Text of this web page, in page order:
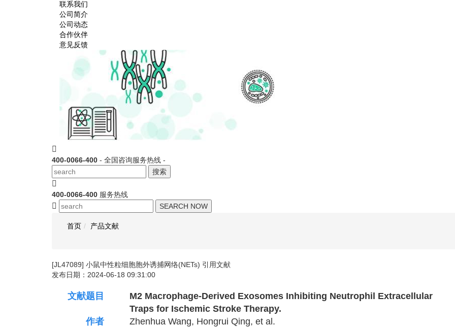
联系我们
公司简介
公司动态
合作伙伴
意见反馈
400-0066-400 - 全国咨询服务热线 -
搜索
400-0066-400 服务热线
SEARCH NOW
首页 产品文献
[JL47089] 小鼠中性粒细胞胞外诱捕网络(NETs) 引用文献
发布日期：2024-06-18 09:31:00
文献题目
M2 Macrophage-Derived Exosomes Inhibiting Neutrophil Extracellular
​ Traps for Ischemic Stroke Therapy.
作者
Zhenhua Wang, Hongrui Qing, et al.